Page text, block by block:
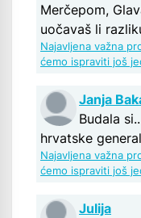
Merčepom,
uočavaš li
Najavljena važna
ćemo ispraviti još
Janja
Budala
hrvatske
Najavljena važna
ćemo ispraviti još
Julija